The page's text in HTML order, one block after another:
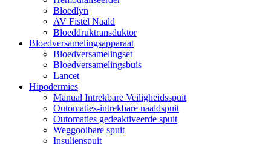
Bloedlyn
AV Fistel Naald
Bloeddruktransduktor
Bloedversamelingsapparaat
Bloedversamelingset
Bloedversamelingsbuis
Lancet
Hipodermies
Manual Intrekbare Veiligheidsspuit
Outomaties-intrekbare naaldspuit
Outomaties gedeaktiveerde spuit
Weggooibare spuit
Insulienspuit